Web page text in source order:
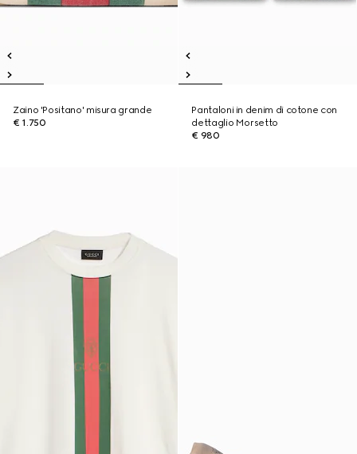
Zaino 'Positano' misura grande
€ 1.750
Pantaloni in denim di cotone con
dettaglio Morsetto
€ 980